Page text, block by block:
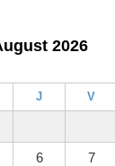
2026
J V
6 7